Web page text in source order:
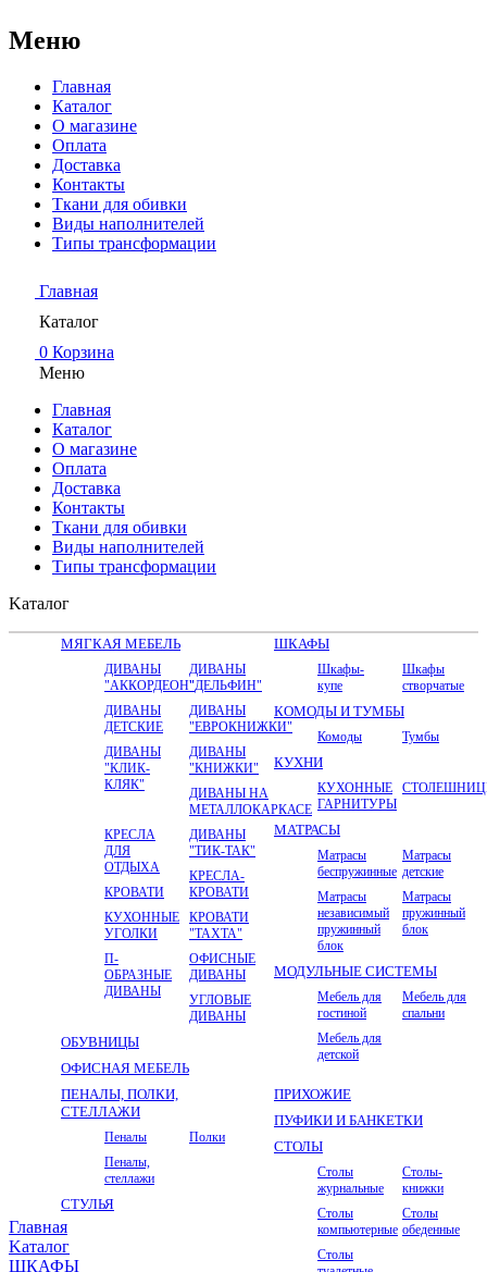
Меню
Главная
Каталог
О магазине
Оплата
Доставка
Контакты
Ткани для обивки
Виды наполнителей
Типы трансформации
Главная
Каталог
0 Корзина
Меню
Главная
Каталог
О магазине
Оплата
Доставка
Контакты
Ткани для обивки
Виды наполнителей
Типы трансформации
Kаталог
МЯГКАЯ МЕБЕЛЬ
ДИВАНЫ
"АККОРДЕОН"
ДИВАНЫ
"ДЕЛЬФИН"
ДИВАНЫ
ДЕТСКИЕ
ДИВАНЫ
"ЕВРОКНИЖКИ"
ДИВАНЫ
"КЛИК-
КЛЯК"
ДИВАНЫ
"КНИЖКИ"
ДИВАНЫ НА
МЕТАЛЛОКАРКАСЕ
ДИВАНЫ
"ТИК-ТАК"
КРЕСЛА
ДЛЯ
ОТДЫХА
КРЕСЛА-
КРОВАТИ
КРОВАТИ
КРОВАТИ
"ТАХТА"
КУХОННЫЕ
УГОЛКИ
ОФИСНЫЕ
ДИВАНЫ
П-
ОБРАЗНЫЕ
ДИВАНЫ
УГЛОВЫЕ
ДИВАНЫ
ШКАФЫ
Шкафы-
купе
Шкафы
створчатые
КОМОДЫ И ТУМБЫ
Комоды Тумбы
КУХНИ
КУХОННЫЕ
ГАРНИТУРЫ
МАТРАСЫ
Матрасы
беспружинные
Матрасы
детские
Матрасы
независимый
пружинный
блок
Матрасы
пружинный
блок
МОДУЛЬНЫЕ СИСТЕМЫ
Мебель для
гостиной
Мебель для
спальни
Мебель для
детской
ОБУВНИЦЫ
ОФИСНАЯ МЕБЕЛЬ
ПЕНАЛЫ, ПОЛКИ,
СТЕЛЛАЖИ
Пеналы
Полки
Пеналы,
стеллажи
ПРИХОЖИЕ
ПУФИКИ И БАНКЕТКИ
СТОЛЫ
Столы
журнальные
Столы-
книжки
Столы
компьютерные
Столы
обеденные
Столы
СТУЛЬЯ
Главная
Kаталог
ШКАФЫ